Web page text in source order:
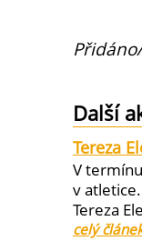
Další
Tereza
V
v
Tereza
celý